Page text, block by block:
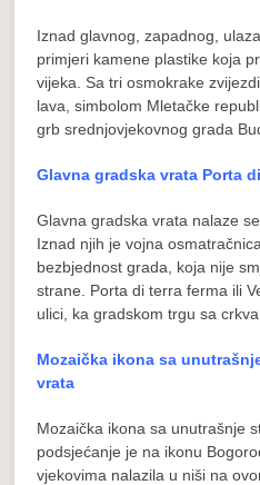
Iznad glavnog, zapadnog,
primjeri kamene plastike koja
vijeka. Sa tri osmokrake
lava, simbolom Mletačke
grb srednjovjekovnog grada
Glavna gradska vrata Porta
Glavna gradska vrata nalaze
Iznad njih je vojna
bezbjednost grada, koja nije
strane. Porta di terra ferma ili
ulici, ka gradskom trgu sa
Mozaička ikona sa
vrata
Mozaička ikona sa unutrašnje
podsjećanje je na ikonu
vjekovima nalazila u niši na